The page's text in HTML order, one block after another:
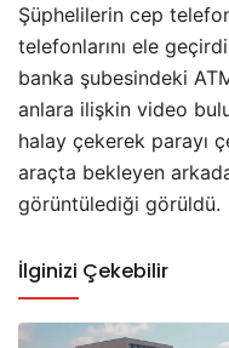
Şüphelilerin cep
telefonlarını ele
banka şubesindeki
anlara ilişkin video
halay çekerek parayı
araçta bekleyen
görüntülediği görüldü.
İlginizi Çekebilir